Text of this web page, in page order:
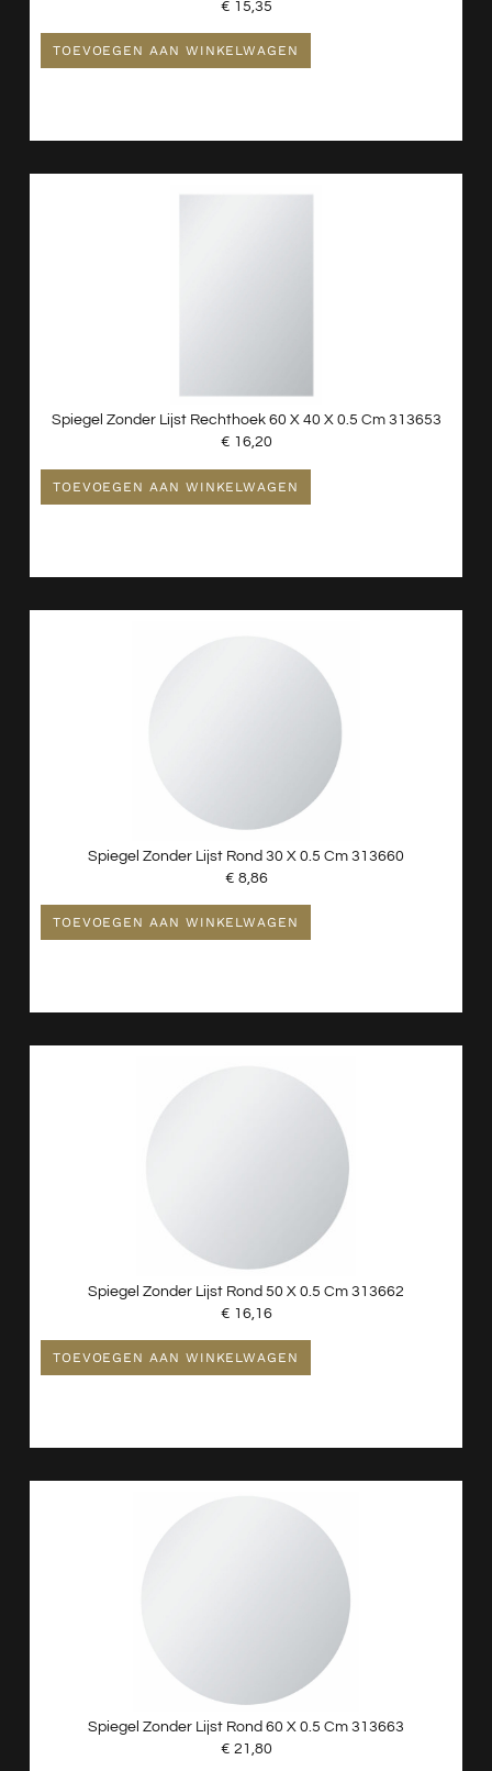
€ 15,35
TOEVOEGEN AAN WINKELWAGEN
Spiegel Zonder Lijst Rechthoek 60 X 40 X 0.5 Cm 313653
€ 16,20
TOEVOEGEN AAN WINKELWAGEN
Spiegel Zonder Lijst Rond 30 X 0.5 Cm 313660
€ 8,86
TOEVOEGEN AAN WINKELWAGEN
Spiegel Zonder Lijst Rond 50 X 0.5 Cm 313662
€ 16,16
TOEVOEGEN AAN WINKELWAGEN
Spiegel Zonder Lijst Rond 60 X 0.5 Cm 313663
€ 21,80